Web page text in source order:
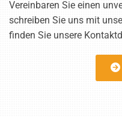
Vereinbaren Sie einen
schreiben Sie uns mit
finden Sie unsere